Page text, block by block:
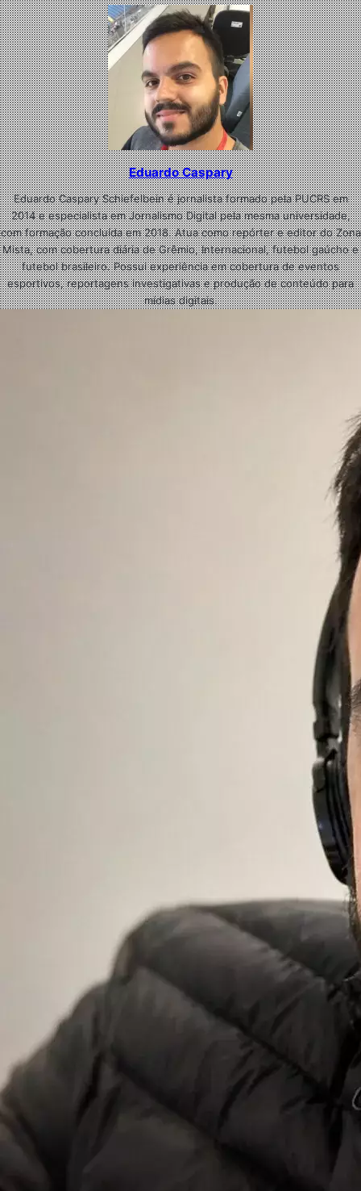
Eduardo Caspary
Eduardo Caspary Schiefelbein é jornalista formado pela PUCRS em
2014 e especialista em Jornalismo Digital pela mesma universidade,
com formação concluída em 2018. Atua como repórter e editor do Zona
Mista, com cobertura diária de Grêmio, Internacional, futebol gaúcho e
futebol brasileiro. Possui experiência em cobertura de eventos
esportivos, reportagens investigativas e produção de conteúdo para
mídias digitais.